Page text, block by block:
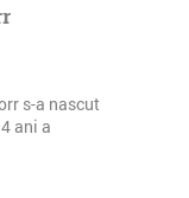
s-a nascut
ani a